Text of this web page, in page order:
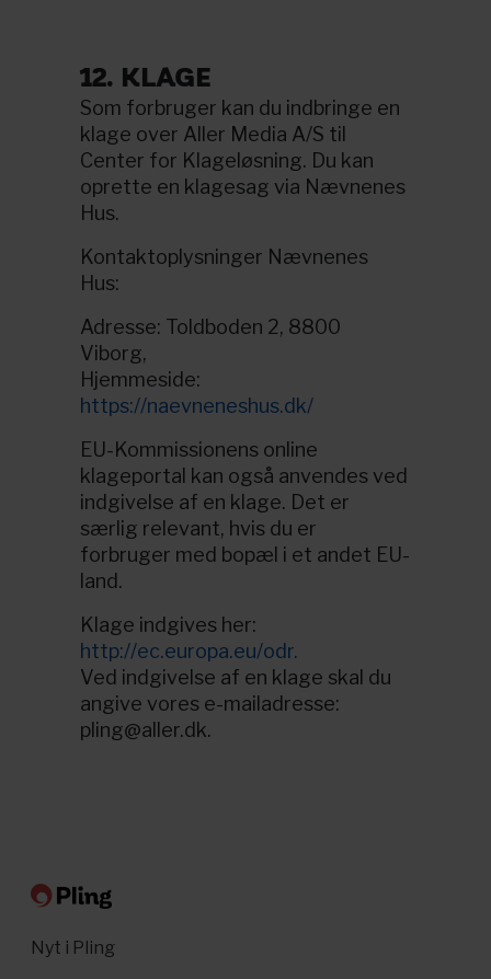
12. KLAGE
Som forbruger kan du indbringe en
klage over Aller Media A/S til
Center for Klageløsning. Du kan
oprette en klagesag via Nævnenes
Hus.
Kontaktoplysninger Nævnenes
Hus:
Adresse: Toldboden 2, 8800
Viborg,
Hjemmeside:
https://naevneneshus.dk/
EU-Kommissionens online
klageportal kan også anvendes ved
indgivelse af en klage. Det er
særlig relevant, hvis du er
forbruger med bopæl i et andet EU-
land.
Klage indgives her:
http://ec.europa.eu/odr.
Ved indgivelse af en klage skal du
angive vores e-mailadresse:
pling@aller.dk.
Nyt i Pling